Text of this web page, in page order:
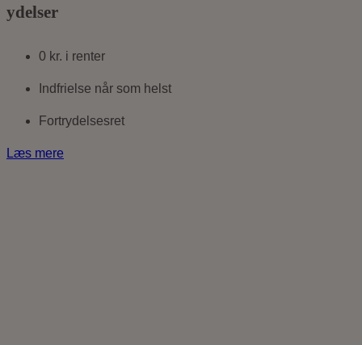
ydelser
0 kr. i renter
Indfrielse når som helst
Fortrydelsesret
Læs mere